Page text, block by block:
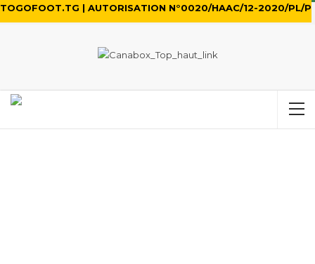
TOGOFOOT.TG | AUTORISATION N°0020/HAAC/12-2020/PL/P